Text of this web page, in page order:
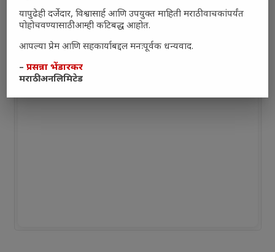
यापुढेही दर्जेदार, विश्वासार्ह आणि उपयुक्त माहिती मराठी वाचकांपर्यंत
पोहोचवण्यासाठी आम्ही कटिबद्ध आहोत.
आपल्या प्रेम आणि सहकार्याबद्दल मनःपूर्वक धन्यवाद.
–प्रसन्ना भेंडारकर
मराठी अनलिमिटेड